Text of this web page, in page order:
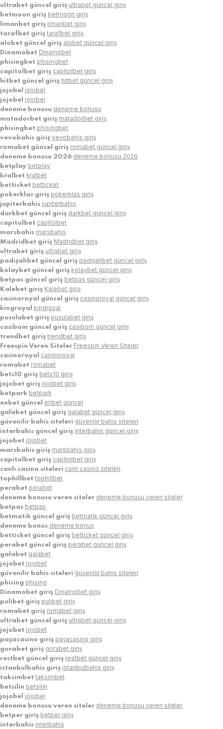
ultrabet güncel giriş ultrabet güncel giriş
betmoon giriş betmoon giriş
limanbet giriş limanbet giriş
tarafbet giriş tarafbet giriş
alobet güncel giriş alobet güncel giriş
Dinamobet Dinamobet
phisingbet phisingbet
capitolbet giriş capitolbet giriş
hitbet güncel giriş hitbet güncel giriş
jojobel jojobel
jojobel jojobel
deneme bonusu deneme bonusu
matadorbet giriş matadorbet giriş
phisingbet phisingbet
vevobahis giriş vevobahis giriş
romabet güncel giriş romabet güncel giriş
deneme bonusu 2026 deneme bonusu 2026
betplay betplay
kralbet kralbet
betticket betticket
pokerklas giriş pokerklas giriş
jupiterbahis jupiterbahis
darkbet güncel giriş darkbet güncel giriş
capitolbet capitolbet
marsbahis marsbahis
Madridbet giriş Madridbet giriş
ultrabet giriş ultrabet giriş
padişahbet güncel giriş padişahbet güncel giriş
kolaybet güncel giriş kolaybet güncel giriş
betpas güncel giriş betpas güncel giriş
Kalebet giriş Kalebet giriş
casinoroyal güncel giriş casinoroyal güncel giriş
kingroyal kingroyal
pusulabet giriş pusulabet giriş
casibom güncel giriş casibom güncel giriş
trendbet giriş trendbet giriş
Freespin Veren Siteler Freespin Veren Siteler
casinoroyal casinoroyal
romabet romabet
bets10 giriş bets10 giriş
jojobet giriş jojobet giriş
betpark betpark
enbet güncel enbet güncel
galabet güncel giriş galabet güncel giriş
güvenilir bahis siteleri güvenilir bahis siteleri
interbahis güncel giriş interbahis güncel giriş
jojobet jojobet
marsbahis giriş marsbahis giriş
capitolbet giriş capitolbet giriş
canlı casino siteleri canlı casino siteleri
tophillbet tophillbet
perabet perabet
deneme bonusu veren siteler deneme bonusu veren siteler
betpas betpas
betmatik güncel giriş betmatik güncel giriş
deneme bonus deneme bonus
betticket güncel giriş betticket güncel giriş
perabet güncel giriş perabet güncel giriş
galabet galabet
jojobet jojobet
güvenilir bahis siteleri güvenilir bahis siteleri
phising phising
Dinamobet giriş Dinamobet giriş
pulibet giriş pulibet giriş
romabet giriş romabet giriş
ultrabet güncel giriş ultrabet güncel giriş
jojobet jojobet
paşacasino giriş paşacasino giriş
gorabet giriş gorabet giriş
restbet güncel giriş restbet güncel giriş
istanbulbahis giriş istanbulbahis giriş
taksimbet taksimbet
betsilin betsilin
jojobel jojobel
deneme bonusu veren siteler deneme bonusu veren siteler
betper giriş betper giriş
interbahis interbahis